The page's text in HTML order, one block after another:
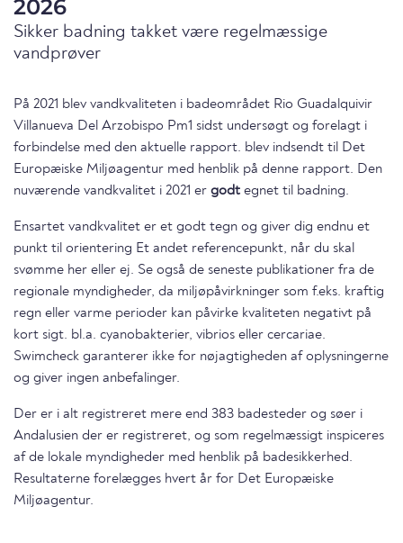
2026
Sikker badning takket være regelmæssige
vandprøver
På 2021 blev vandkvaliteten i badeområdet Rio Guadalquivir
Villanueva Del Arzobispo Pm1 sidst undersøgt og forelagt i
forbindelse med den aktuelle rapport. blev indsendt til Det
Europæiske Miljøagentur med henblik på denne rapport. Den
nuværende vandkvalitet i 2021 er godt egnet til badning.
Ensartet vandkvalitet er et godt tegn og giver dig endnu et
punkt til orientering Et andet referencepunkt, når du skal
svømme her eller ej. Se også de seneste publikationer fra de
regionale myndigheder, da miljøpåvirkninger som f.eks. kraftig
regn eller varme perioder kan påvirke kvaliteten negativt på
kort sigt. bl.a. cyanobakterier, vibrios eller cercariae.
Swimcheck garanterer ikke for nøjagtigheden af oplysningerne
og giver ingen anbefalinger.
Der er i alt registreret mere end 383 badesteder og søer i
Andalusien der er registreret, og som regelmæssigt inspiceres
af de lokale myndigheder med henblik på badesikkerhed.
Resultaterne forelægges hvert år for Det Europæiske
Miljøagentur.